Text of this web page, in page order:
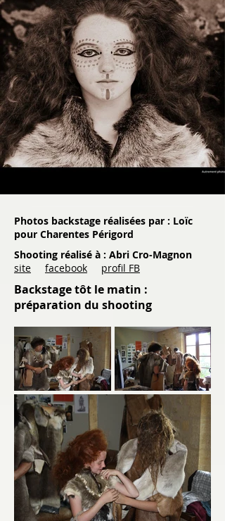
Photos backstage réalisées par : Loïc
pour Charentes Périgord
Shooting réalisé à : Abri Cro-Magnon
site
facebook profil FB
Backstage tôt le matin :
préparation du shooting